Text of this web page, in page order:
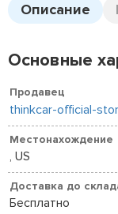
Описание
Основные
Продавец
thinkcar-official-
Местонахождение
, US
Доставка до
Бесплатно